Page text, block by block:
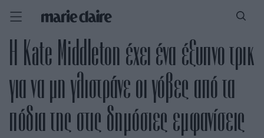
H Κate Middleton έχει ένα έξυπνο τρικ
για να μη γλιστράνε oι γόβες από τα
πόδια της στις δημόσιες εμφανίσεις